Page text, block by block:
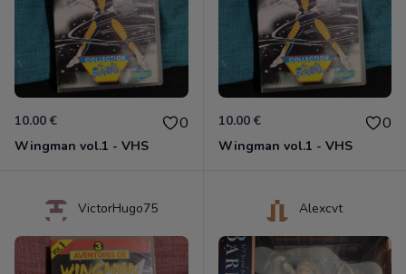
10.00 € 0
Wingman vol.1 - VHS
10.00 € 0
Wingman vol.1 - VHS
VictorHugo75 Alexcvt